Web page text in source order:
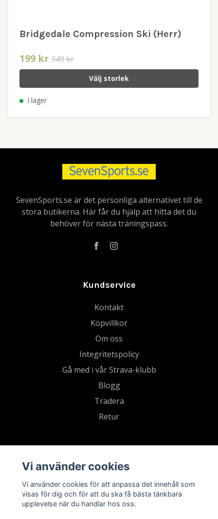
Bridgedale Compression Ski (Herr)
199 kr 349 kr
Välj storlek
I lager
SevenSports.se är det personliga alternativet till de
stora butikerna. Här får du hjälp att hitta det du
behöver för nästa träningspass.
Kundservice
Kontakt
Köpvillkor
Om oss
Integritetspolicy
Gå med i vår Strava-klubb
Blogg
Tradera
Retur
Vi använder cookies
Vi använder cookies för att anpassa det innehåll som
visas för dig och för att du ska få bästa tänkbara
upplevelse när du handlar hos oss.